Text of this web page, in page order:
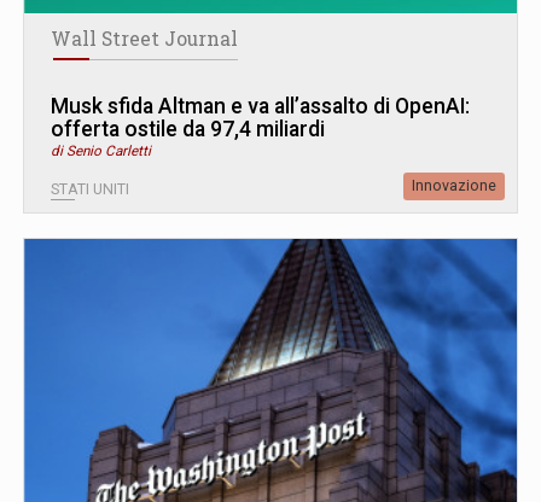
Wall Street Journal
Musk sfida Altman e va all’assalto di OpenAI:
offerta ostile da 97,4 miliardi
di Senio Carletti
STATI UNITI Innovazione